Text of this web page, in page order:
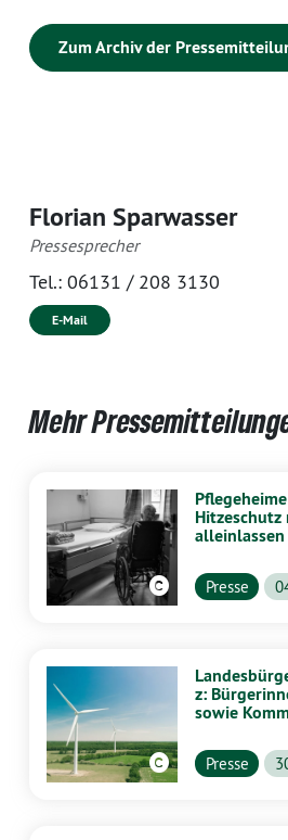
Zum Archiv der
Florian Sparwasser
Pressesprecher
Tel.: 06131 / 208 3130
E-Mail
Mehr
Hitzeschutz
alleinlassen
Presse
z:
sowie
profitieren
Presse